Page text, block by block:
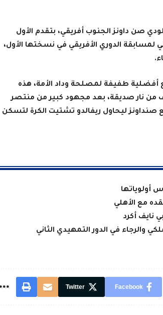
صن داونز الجنوب أفريقي، بتقدم الأول
لمسابقة الدوري الأفريقي في نسختها الأول،
أفضلية طفيفة لمصلحة وداد الأمة، هذه
نار صديقة، بعد مجهود كبير من منتصر
صنداونز ليحاول ريفالدو تشتيت الكرة لتسكن
أولوياتها
مع الأهلي
نايف أكرد
والرجاء في الدور التمهيدي الثاني
Facebook
Twitter